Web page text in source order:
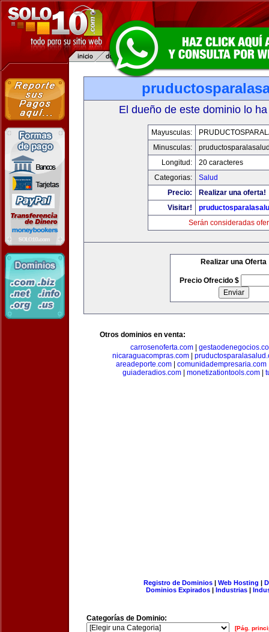
El dueño de este dominio lo
Mayusculas:
Minusculas:
Longitud:
20 caracteres
Categorias:
Salud
Precio:
Realizar una oferta!
Visitar!
Serán consideradas
Realizar una Oferta
Precio Ofrecido $
Otros dominios en venta:
carrosenoferta.com
nicaraguacompras.com
areadeporte.com| comunidadempresaria.com
guiaderadios.com| monetizationtools.com|
Registro de Dominios| Web Hosting |
Dominios Expirados | Industrias |
Categorías de Dominio:
[Pág.